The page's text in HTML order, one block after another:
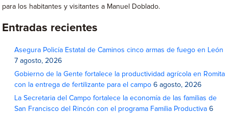
para los habitantes y visitantes a Manuel Doblado.
Entradas recientes
Asegura Policía Estatal de Caminos cinco armas de fuego en León
7 agosto, 2026
Gobierno de la Gente fortalece la productividad agrícola en Romita
con la entrega de fertilizante para el campo 6 agosto, 2026
La Secretaria del Campo fortalece la economía de las familias de
San Francisco del Rincón con el programa Familia Productiva 6